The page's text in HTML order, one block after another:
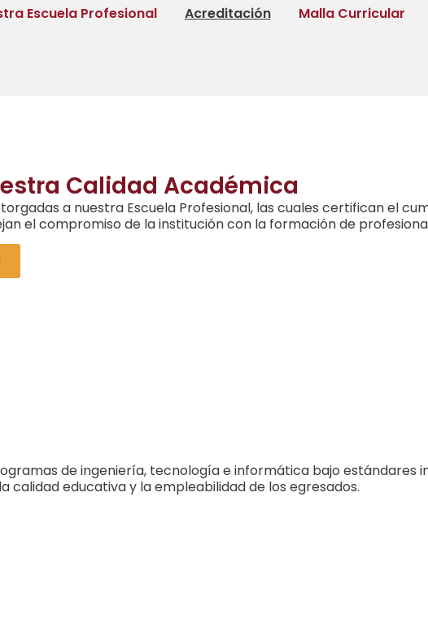
Escuela Profesional Acreditación Malla Curricular
Calidad Académica
a nuestra Escuela Profesional, las cuales certifican el
el compromiso de la institución con la formación de
de ingeniería, tecnología e informática bajo estándares
calidad educativa y la empleabilidad de los egresados.